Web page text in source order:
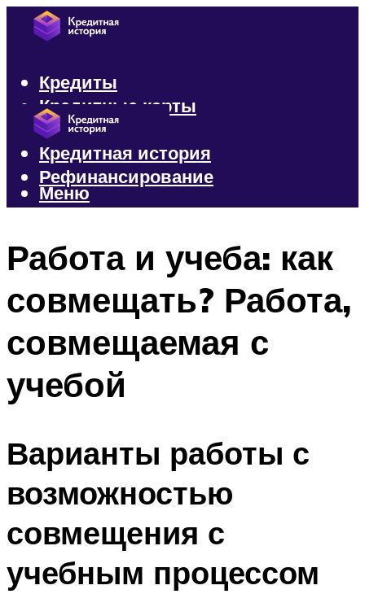
Кредиты
Кредитные карты
Микрозаймы
Кредитная история
Рефинансирование
Меню
Работа и учеба: как
совмещать? Работа,
совмещаемая с
учебой
Варианты работы с
возможностью
совмещения с
учебным процессом